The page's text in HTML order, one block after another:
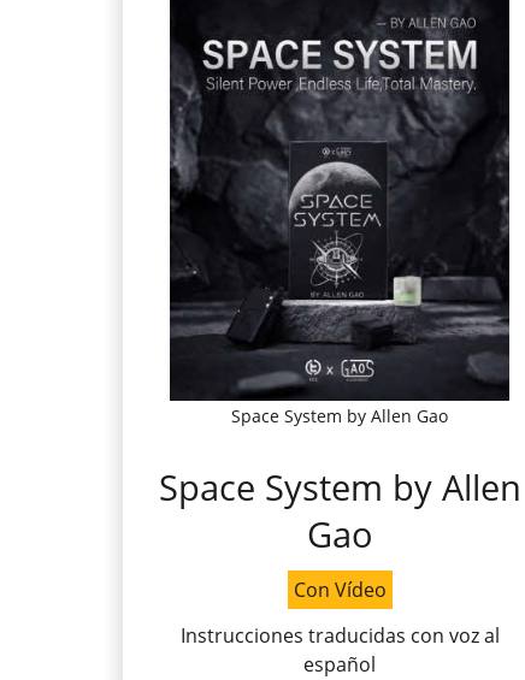
Space System by Allen Gao
Space System by Allen
Gao
Con Vídeo
Instrucciones traducidas con voz al
español